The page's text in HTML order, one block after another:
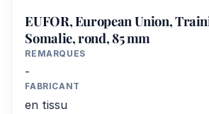
EUFOR, European Union,
Somalie, rond, 85 mm
REMARQUES
-
FABRICANT
en tissu